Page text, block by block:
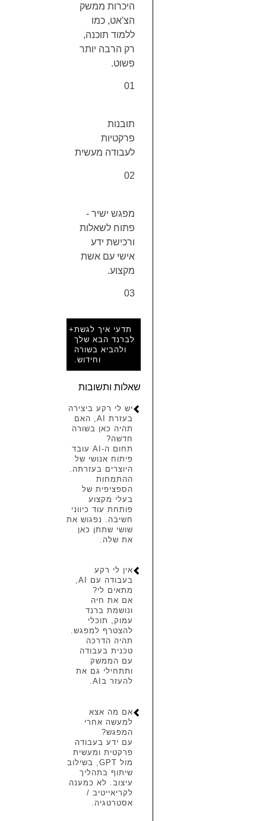
היכרות ממשק
הצ'אט, כמו
ללמוד תוכנה,
רק הרבה יותר
פשוט.
01
תובנות
פרקטיות
לעבודה מעשית
02
מפגש ישיר -
פתוח לשאלות
ורכישת ידע
אישי עם אשת
מקצוע.
03
תדעי איך לגשת
לברנד הבא שלך
ולהביא בשורה
וחידוש.
+
שאלות ותשובות
יש לי רקע ביצירה
בעזרת AI, האם
תהיה כאן בשורה
חדשה?
תחום ה-AI עובד
פיתוח אנושי של
היוצרים בעזרתה.
ההתמחות
הספציפית של
בעלי מקצוע
פותחת עוד כיווני
חשיבה. נפגוש את
שושי שתתן כאן
את שלה.
אין לי רקע
בעבודה עם AI,
מתאים לי?
אם את חיה
ונושמת ברנד
עמוק, תוכלי
להצטרף למפגש.
תהיה הדרכה
טכנית בעבודה
עם הממשק
ותתחילי גם את
להעזר בAI.
אם מה אצא
למעשה אחרי
המפגש?
עם ידע בעבודה
פרקטית ומעשית
מול GPT, בשילוב
שיתוף בתהליך
עיצוב. לא כמענה
לקריאייטיב /
אסטרטגיה.